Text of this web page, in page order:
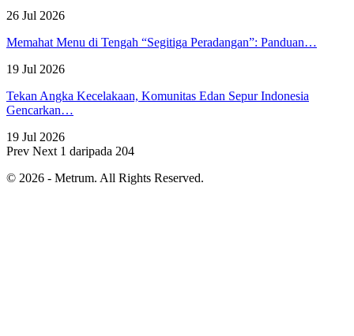
26 Jul 2026
Memahat Menu di Tengah “Segitiga Peradangan”: Panduan…
19 Jul 2026
Tekan Angka Kecelakaan, Komunitas Edan Sepur Indonesia
Gencarkan…
19 Jul 2026
Prev Next 1 daripada 204
© 2026 - Metrum. All Rights Reserved.